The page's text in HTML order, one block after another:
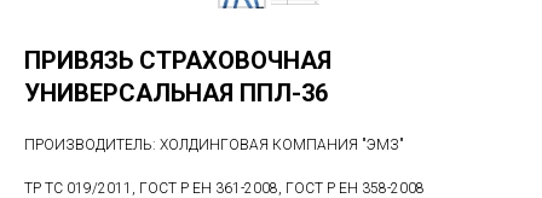
ПРИВЯЗЬ СТРАХОВОЧНАЯ
УНИВЕРСАЛЬНАЯ ППЛ-36
ПРОИЗВОДИТЕЛЬ: ХОЛДИНГОВАЯ КОМПАНИЯ "ЭМЗ"
ТР ТС 019/2011, ГОСТ Р ЕН 361-2008, ГОСТ Р ЕН 358-2008